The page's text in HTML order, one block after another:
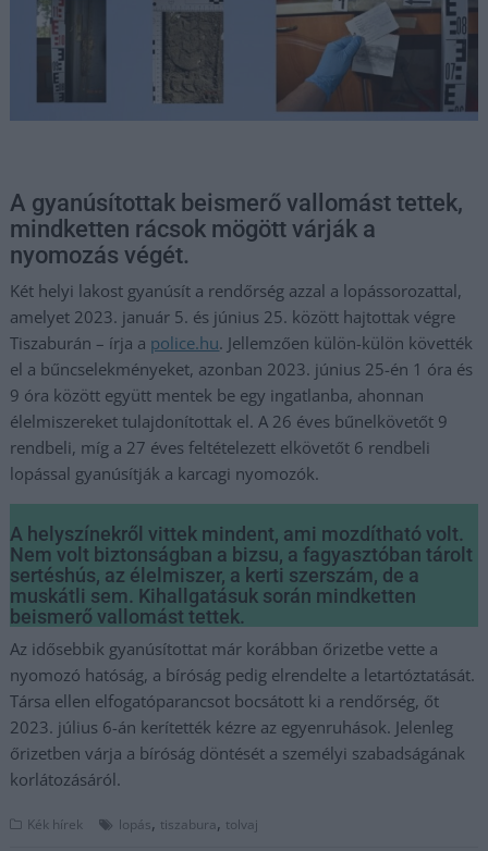
A gyanúsítottak beismerő vallomást tettek,
mindketten rácsok mögött várják a
nyomozás végét.
Két helyi lakost gyanúsít a rendőrség azzal a lopássorozattal,
amelyet 2023. január 5. és június 25. között hajtottak végre
Tiszaburán – írja a police.hu. Jellemzően külön-külön követték
el a bűncselekményeket, azonban 2023. június 25-én 1 óra és
9 óra között együtt mentek be egy ingatlanba, ahonnan
élelmiszereket tulajdonítottak el. A 26 éves bűnelkövetőt 9
rendbeli, míg a 27 éves feltételezett elkövetőt 6 rendbeli
lopással gyanúsítják a karcagi nyomozók.
A helyszínekről vittek mindent, ami mozdítható volt.
Nem volt biztonságban a bizsu, a fagyasztóban tárolt
sertéshús, az élelmiszer, a kerti szerszám, de a
muskátli sem. Kihallgatásuk során mindketten
beismerő vallomást tettek.
Az idősebbik gyanúsítottat már korábban őrizetbe vette a
nyomozó hatóság, a bíróság pedig elrendelte a letartóztatását.
Társa ellen elfogatóparancsot bocsátott ki a rendőrség, őt
2023. július 6-án kerítették kézre az egyenruhások. Jelenleg
őrizetben várja a bíróság döntését a személyi szabadságának
korlátozásáról.
Kék hírek lopás, tiszabura, tolvaj